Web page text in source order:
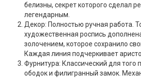
белизны, секрет которого сделал
легендарным.
Декор: Полностью ручная работа.
художественная роспись
золочением, которое сохранило
Каждая линия подчеркивает
Фурнитура: Классический для того
ободок и филигранный замок.